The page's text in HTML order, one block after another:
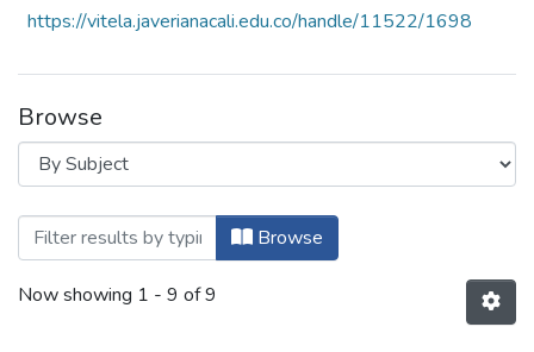
https://vitela.javerianacali.edu.co/handle/11522/1698
Browse
Browsing Multimedia by Subject
Browse
Now showing 1 - 9 of 9